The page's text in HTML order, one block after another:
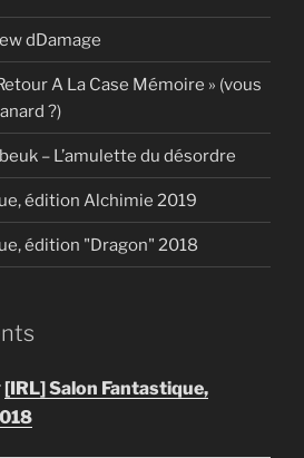
dDamage
A La Case Mémoire » (vous
?)
– L’amulette du désordre
édition Alchimie 2019
édition "Dragon" 2018
[IRL] Salon Fantastique,